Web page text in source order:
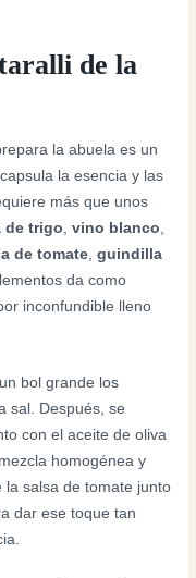
de la
la abuela es un
la esencia y las
más que unos
de trigo ,vino blanco
de tomate ,guindilla
da como
inconfundible lleno
bol grande los
sal. Después, se
con el aceite de oliva
homogénea y
la salsa de tomate junto
dar ese toque tan